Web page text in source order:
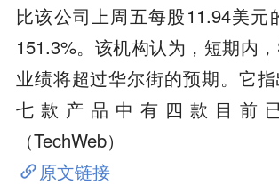
比该公司上周五每股11.94美元
151.3%。该机构认为，短期内
业绩将超过华尔街的预期。它
七款产品中有四款目前
（TechWeb）
原文链接